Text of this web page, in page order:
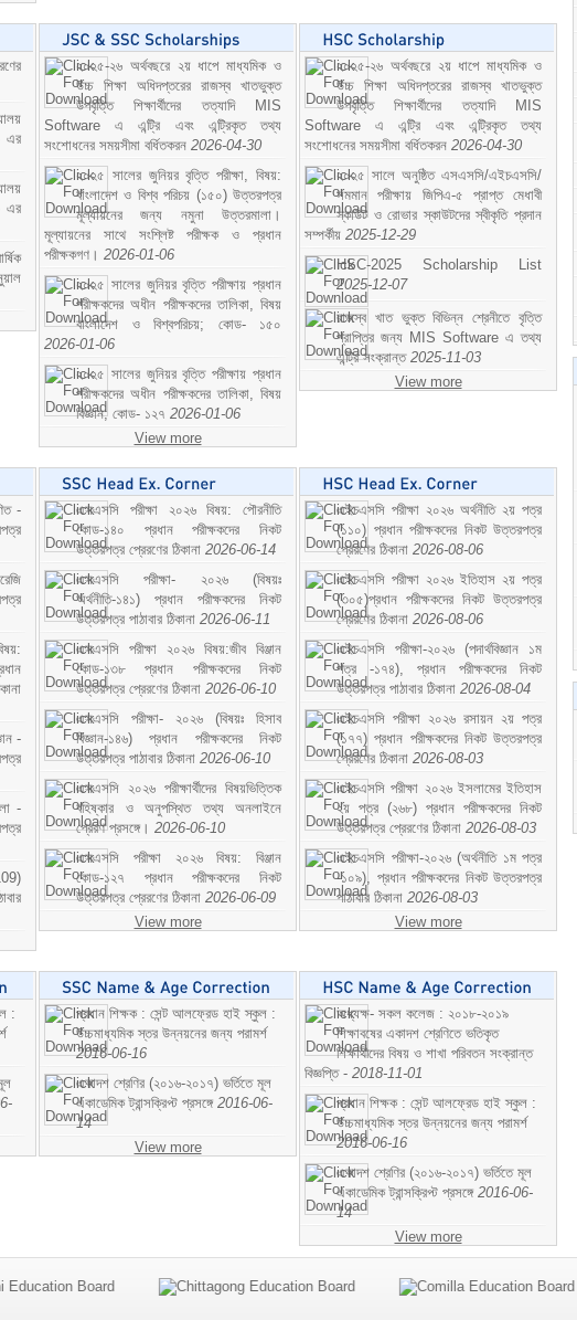
এর
এর
২০২৫-২৬ অর্থবছরে ২য় ধাপে মাধ্যমিক ও
উচ্চ শিক্ষা অধিদপ্তরের রাজস্ব খাতভুক্ত
উপবৃত্তি শিক্ষার্থীদের তত্যাদি MIS
Software এ এন্ট্রি এবং এন্ট্রিকৃত তথ্য
সংশোধনের সময়সীমা বর্ধিতকরন 2026-04-30
২০২৫ সালের জুনিয়র বৃত্তি পরীক্ষা, বিষয়:
বাংলাদেশ ও বিশ্ব পরিচয় (১৫০) উত্তরপত্র
মূল্যায়নের জন্য নমুনা উত্তরমালা।
মূল্যায়নের সাথে সংশ্লিষ্ট পরীক্ষক ও প্রধান
পরীক্ষকগণ। 2026-01-06
২০২৫ সালের জুনিয়র বৃত্তি পরীক্ষায় প্রধান
পরীক্ষকদের অধীন পরীক্ষকদের তালিকা, বিষয়
বাংলাদেশ ও বিশ্বপরিচয়; কোড- ১৫০
2026-01-06
২০২৫ সালের জুনিয়র বৃত্তি পরীক্ষায় প্রধান
পরীক্ষকদের অধীন পরীক্ষকদের তালিকা, বিষয়
বিজ্ঞান; কোড- ১২৭ 2026-01-06
View more
২০২৫-২৬ অর্থবছরে ২য় ধাপে মাধ্যমিক ও
উচ্চ শিক্ষা অধিদপ্তরের রাজস্ব খাতভুক্ত
উপবৃত্তি শিক্ষার্থীদের তত্যাদি MIS
Software এ এন্ট্রি এবং এন্ট্রিকৃত তথ্য
সংশোধনের সময়সীমা বর্ধিতকরন 2026-04-30
২০২৫ সালে অনুষ্ঠিত এসএসসি/এইচএসসি/
সমমান পরীক্ষায় জিপিএ-৫ প্রাপ্ত মেধাবী
স্কাউট ও রোভার স্কাউটদের স্বীকৃতি প্রদান
সম্পর্কীয় 2025-12-29
HSC-2025 Scholarship List
2025-12-07
রাজস্ব খাত ভুক্ত বিভিন্ন শ্রেনীতে বৃত্তি
প্রাপ্তির জন্য MIS Software এ তথ্য
এন্ট্রি সংক্রান্ত 2025-11-03
View more
-
-
-
এসএসসি পরীক্ষা ২০২৬ বিষয়: পৌরনীতি
কোড-১৪০ প্রধান পরীক্ষকদের নিকট
উত্তরপত্র প্রেরণের ঠিকানা 2026-06-14
এসএসসি পরীক্ষা- ২০২৬ (বিষয়ঃ
অর্থনীতি-১৪১) প্রধান পরীক্ষকদের নিকট
উত্তরপত্র পাঠাবার ঠিকানা 2026-06-11
এসএসসি পরীক্ষা ২০২৬ বিষয়:জীব বিঞ্জান
কোড-১৩৮ প্রধান পরীক্ষকদের নিকট
উত্তরপত্র প্রেরণের ঠিকানা 2026-06-10
এসএসসি পরীক্ষা- ২০২৬ (বিষয়ঃ হিসাব
বিজ্ঞান-১৪৬) প্রধান পরীক্ষকদের নিকট
উত্তরপত্র পাঠাবার ঠিকানা 2026-06-10
এসএসসি ২০২৬ পরীক্ষার্থীদের বিষয়ভিত্তিক
বহিষ্কার ও অনুপস্থিত তথ্য অনলাইনে
প্রেরণ প্রসঙ্গে। 2026-06-10
এসএসসি পরীক্ষা ২০২৬ বিষয়: বিঞ্জান
কোড-১২৭ প্রধান পরীক্ষকদের নিকট
উত্তরপত্র প্রেরণের ঠিকানা 2026-06-09
View more
এইচএসসি পরীক্ষা ২০২৬ অর্থনীতি ২য় পত্র
(১১০) প্রধান পরীক্ষকদের নিকট উত্তরপত্র
প্রেরণের ঠিকানা 2026-08-06
এইচএসসি পরীক্ষা ২০২৬ ইতিহাস ২য় পত্র
(৩০৫)প্রধান পরীক্ষকদের নিকট উত্তরপত্র
প্রেরণের ঠিকানা 2026-08-06
এইচএসসি পরীক্ষা-২০২৬ (পদার্থবিজ্ঞান ১ম
পত্র -১৭৪), প্রধান পরীক্ষকদের নিকট
উত্তরপত্র পাঠাবার ঠিকানা 2026-08-04
এইচএসসি পরীক্ষা ২০২৬ রসায়ন ২য় পত্র
(১৭৭) প্রধান পরীক্ষকদের নিকট উত্তরপত্র
প্রেরণের ঠিকানা 2026-08-03
এইচএসসি পরীক্ষা ২০২৬ ইসলামের ইতিহাস
২য় পত্র (২৬৮) প্রধান পরীক্ষকদের নিকট
উত্তরপত্র প্রেরণের ঠিকানা 2026-08-03
এইচএসসি পরীক্ষা-২০২৬ (অর্থনীতি ১ম পত্র
-১০৯), প্রধান পরীক্ষকদের নিকট উত্তরপত্র
পাঠাবার ঠিকানা 2026-08-03
View more
:
প্রধান শিক্ষক : সেন্ট আলফ্রেড হাই স্কুল :
উচ্চমাধ্যমিক স্তর উন্নয়নের জন্য পরামর্শ
2016-06-16
একাদশ শ্রেণির (২০১৬-২০১৭) ভর্তিতে মূল
একাডেমিক ট্রান্সক্রিপ্ট প্রসঙ্গে 2016-06-
14
View more
অধ্যক্ষ- সকল কলেজ : ২০১৮-২০১৯
শিক্ষাবষের একাদশ শ্রেণিতে ভতিকৃত
শিক্ষাথীদের বিষয় ও শাখা পরিবতন সংক্রান্ত
বিজ্ঞপ্তি - 2018-11-01
প্রধান শিক্ষক : সেন্ট আলফ্রেড হাই স্কুল :
উচ্চমাধ্যমিক স্তর উন্নয়নের জন্য পরামর্শ
2016-06-16
একাদশ শ্রেণির (২০১৬-২০১৭) ভর্তিতে মূল
একাডেমিক ট্রান্সক্রিপ্ট প্রসঙ্গে 2016-06-
14
View more